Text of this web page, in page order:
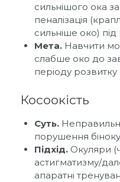
сильнішого ока
пеналізація
сильніше око)
Мета.Навчити
слабше око до
періоду розвитку
Косоокість
Суть.
порушення
Підхід.Окуляри
астигматизму/
апаратні